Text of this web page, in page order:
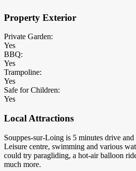
Property Exterior
Private Garden:
Yes
BBQ:
Yes
Trampoline:
Yes
Safe for Children:
Yes
Local Attractions
Souppes-sur-Loing is 5 minutes drive
Leisure centre, swimming and various
could try paragliding, a hot-air balloon
much more.